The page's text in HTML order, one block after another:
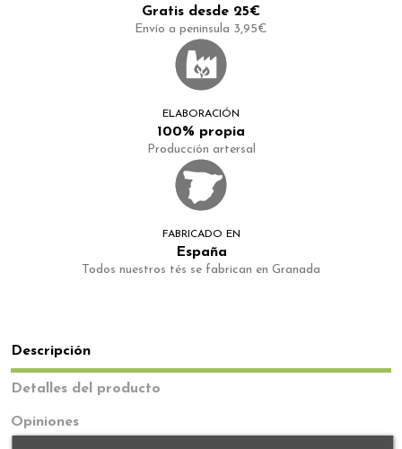
Gratis desde 25€
Envío a peninsula 3,95€
ELABORACIÓN
100% propia
Producción artersal
FABRICADO EN
España
Todos nuestros tés se fabrican en Granada
Descripción
Detalles del producto
Opiniones